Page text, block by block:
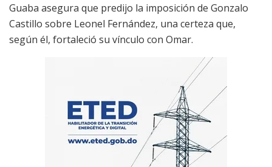
Guaba asegura que predijo la imposición de Gonzalo
Castillo sobre Leonel Fernández, una certeza que,
según él, fortaleció su vínculo con Omar.